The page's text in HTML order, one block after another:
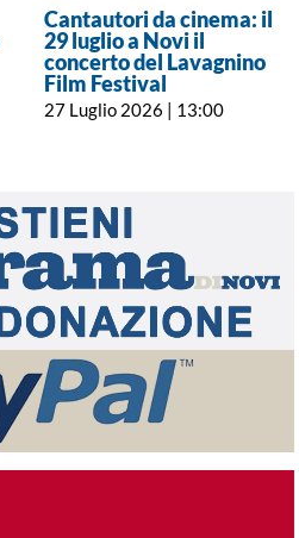
Cantautori da cinema: il
29 luglio a Novi il
concerto del Lavagnino
Film Festival
27 Luglio 2026 | 13:00